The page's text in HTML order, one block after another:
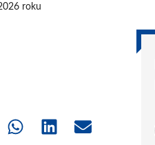
roku
Share Share Share